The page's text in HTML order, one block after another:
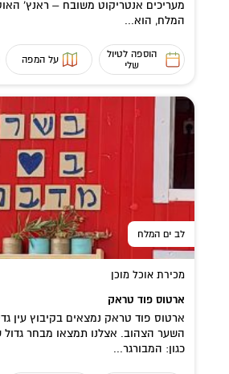
מעריכים אנטריקוט משובח – ראנץ’
המלח, הוא...
הוספה לטיול
שלי
על המפה
לב ים המלח
מכירת אוכל מוכן
ארטוס פוד טראק
השער הצהוב. אצלנו תמצאו מבחר גדול
כגון: המבורגר...